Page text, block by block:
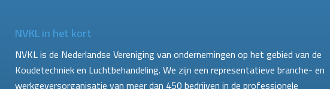
NVKL in het kort
NVKL is de Nederlandse Vereniging van ondernemingen op het gebied van de
Koudetechniek en Luchtbehandeling. We zijn een representatieve branche- en
werkgeversorganisatie van meer dan 450 bedrijven in de professionele